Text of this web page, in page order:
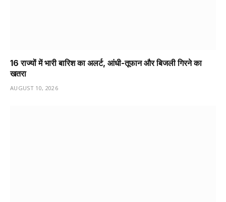
16 राज्यों में भारी बारिश का अलर्ट, आंधी-तूफान और बिजली गिरने का
खतरा
AUGUST 10, 2026